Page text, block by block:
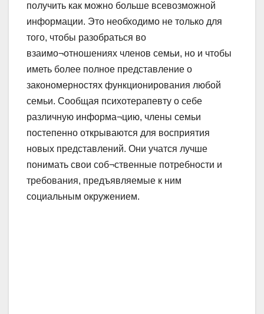
получить как можно больше всевозможной
информации. Это необходимо не только для
того, чтобы разобраться во
взаимо¬отношениях членов семьи, но и чтобы
иметь более полное представление о
закономерностях функционирования любой
семьи. Сообщая психотерапевту о себе
различную информа¬цию, члены семьи
постепенно открываются для восприятия
новых представлений. Они учатся лучше
понимать свои соб¬ственные потребности и
требования, предъявляемые к ним
социальным окружением.